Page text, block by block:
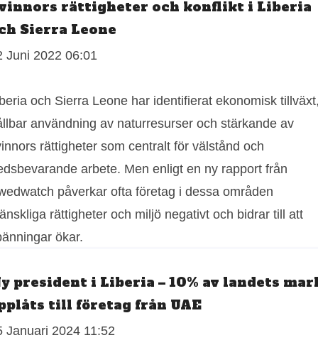
rättigheter och konflikt i Liberia
Sierra Leone
Juni 2022 06:01
och Sierra Leone har identifierat ekonomisk
användning av naturresurser och stärkande av
rättigheter som centralt för välstånd och
arbete. Men enligt en ny rapport från
påverkar ofta företag i dessa områden
rättigheter och miljö negativt och bidrar till att
ökar.
president i Liberia – 10% av landets
till företag från UAE
Januari 2024 11:52